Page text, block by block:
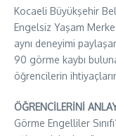
Kocaeli Büyükşehir
Engelsiz Yaşam
aynı deneyimi
90 görme kaybı
öğrencilerin
ÖĞRENCİLERİNİ
Görme Engelliler